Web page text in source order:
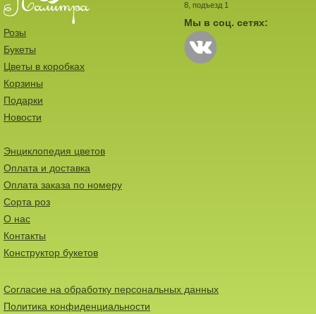
8, подъезд 1
Мы в соц. сетях:
Розы
Букеты
Цветы в коробках
Корзины
Подарки
Новости
Энциклопедия цветов
Оплата и доставка
Оплата заказа по номеру
Сорта роз
О нас
Контакты
Конструктор букетов
Согласие на обработку персональных данных
Политика конфиденциальности